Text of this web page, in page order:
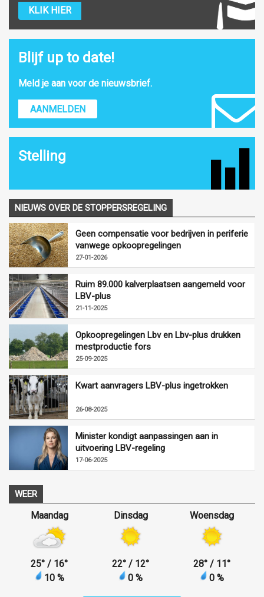
KLIK HIER
Blijf up to date!
Meld je aan voor de nieuwsbrief.
AANMELDEN
Stelling
NIEUWS OVER DE STOPPERSREGELING
Geen compensatie voor bedrijven in periferie
vanwege opkoopregelingen
27-01-2026
Ruim 89.000 kalverplaatsen aangemeld voor
LBV-plus
21-11-2025
Opkoopregelingen Lbv en Lbv-plus drukken
mestproductie fors
25-09-2025
Kwart aanvragers LBV-plus ingetrokken
26-08-2025
Minister kondigt aanpassingen aan in
uitvoering LBV-regeling
17-06-2025
WEER
Maandag
25° / 16°
10 %
Dinsdag
22° / 12°
0 %
Woensdag
28° / 11°
0 %